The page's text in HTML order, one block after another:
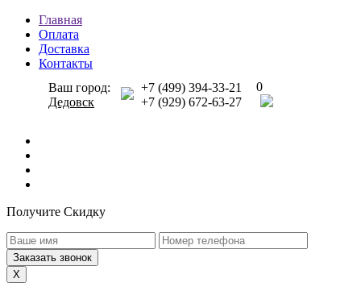
Главная
Оплата
Доставка
Контакты
Ваш город:
Дедовск
+7 (499) 394-33-21
+7 (929) 672-63-27
0
Получите Скидку
X